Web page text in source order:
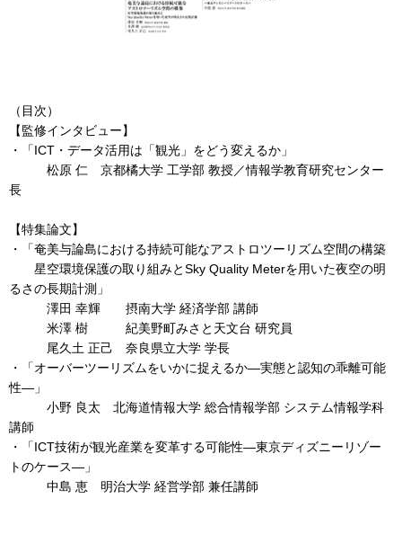
（目次）
【監修インタビュー】
・「ICT・データ活用は「観光」をどう変えるか」
松原 仁 京都橘大学 工学部 教授／情報学教育研究センター
長
【特集論文】
・「奄美与論島における持続可能なアストロツーリズム空間の構築
星空環境保護の取り組みとSky Quality Meterを用いた夜空の明
るさの長期計測」
澤田 幸輝 摂南大学 経済学部 講師
米澤 樹 紀美野町みさと天文台 研究員
尾久土 正己 奈良県立大学 学長
・「オーバーツーリズムをいかに捉えるか―実態と認知の乖離可能
性―」
小野 良太 北海道情報大学 総合情報学部 システム情報学科
講師
・「ICT技術が観光産業を変革する可能性―東京ディズニーリゾー
トのケース―」
中島 恵 明治大学 経営学部 兼任講師